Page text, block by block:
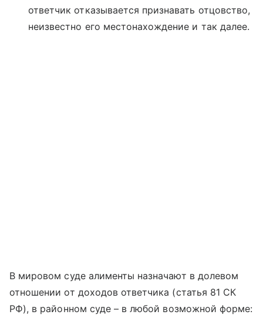
ответчик отказывается признавать отцовство,
неизвестно его местонахождение и так далее.
В мировом суде алименты назначают в долевом
отношении от доходов ответчика (статья 81 СК
РФ), в районном суде – в любой возможной форме: